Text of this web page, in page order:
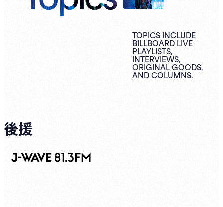
TOPICS INCLUDE
BILLBOARD LIVE
PLAYLISTS,
INTERVIEWS,
ORIGINALGOODS,
ANDCOLUMNS.
後援